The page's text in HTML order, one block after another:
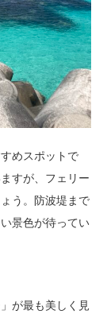
めスポットで
すが、フェリー
う。防波堤まで
景色が待ってい
が最も美しく見